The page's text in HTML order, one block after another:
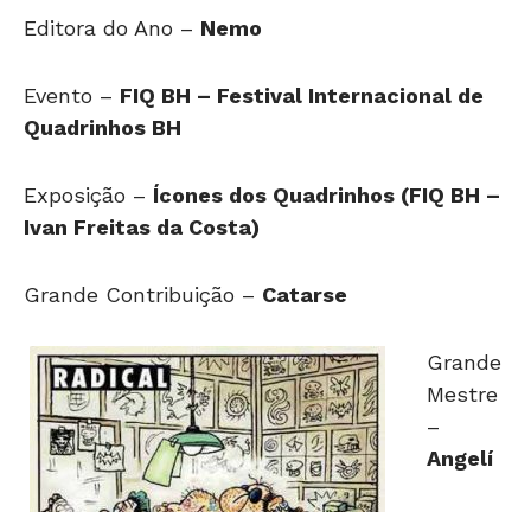
Editora do Ano – Nemo
Evento – FIQ BH – Festival Internacional de
Quadrinhos BH
Exposição – Ícones dos Quadrinhos (FIQ BH –
Ivan Freitas da Costa)
Grande Contribuição – Catarse
Grande
Mestre
–
Angelí